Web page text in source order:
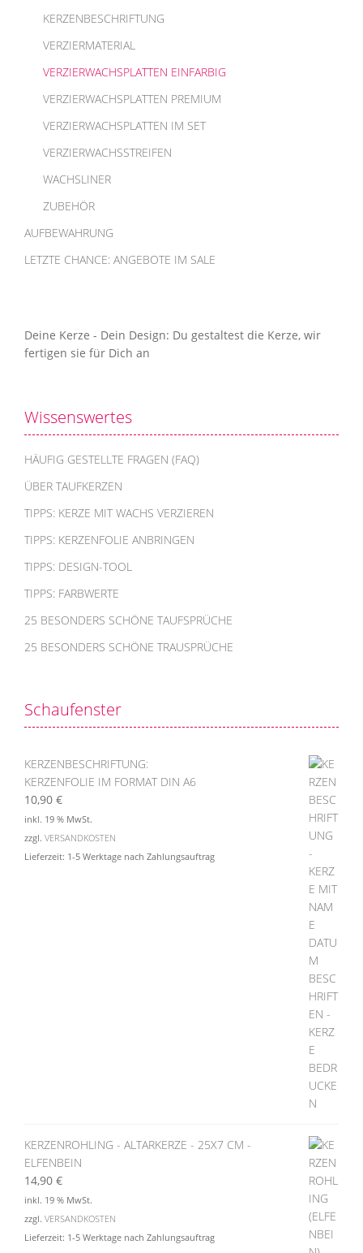
KERZENBESCHRIFTUNG
VERZIERMATERIAL
VERZIERWACHSPLATTEN EINFARBIG
VERZIERWACHSPLATTEN PREMIUM
VERZIERWACHSPLATTEN IM SET
VERZIERWACHSSTREIFEN
WACHSLINER
ZUBEHÖR
AUFBEWAHRUNG
LETZTE CHANCE: ANGEBOTE IM SALE
Deine Kerze - Dein Design: Du gestaltest die Kerze, wir
fertigen sie für Dich an
Wissenswertes
HÄUFIG GESTELLTE FRAGEN (FAQ)
ÜBER TAUFKERZEN
TIPPS: KERZE MIT WACHS VERZIEREN
TIPPS: KERZENFOLIE ANBRINGEN
TIPPS: DESIGN-TOOL
TIPPS: FARBWERTE
25 BESONDERS SCHÖNE TAUFSPRÜCHE
25 BESONDERS SCHÖNE TRAUSPRÜCHE
Schaufenster
KERZENBESCHRIFTUNG:
KERZENFOLIE IM FORMAT DIN A6
10,90 €
inkl. 19 % MwSt.
zzgl. VERSANDKOSTEN
Lieferzeit: 1-5 Werktage nach Zahlungsauftrag
KERZENROHLING - ALTARKERZE - 25X7 CM -
ELFENBEIN
14,90 €
inkl. 19 % MwSt.
zzgl. VERSANDKOSTEN
Lieferzeit: 1-5 Werktage nach Zahlungsauftrag